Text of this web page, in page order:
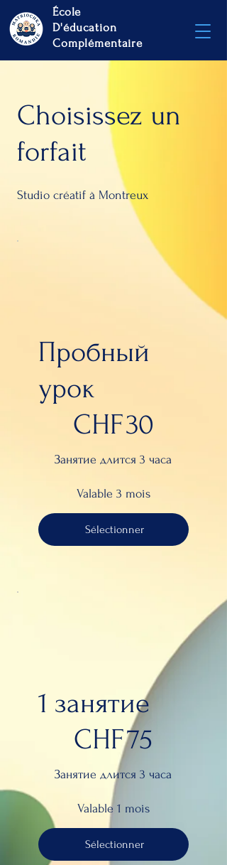
École
D'éducation
Complémentaire
Пробный
урок
CHF30
Занятие длится 3 часа
Valable 3 mois
Sélectionner
1 занятие
CHF75
Занятие длится 3 часа
Valable 1 mois
Sélectionner
Choisissez un
forfait
Studio créatif à Montreux